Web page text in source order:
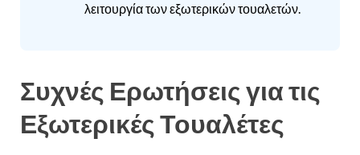
λειτουργία των εξωτερικών τουαλετών.
Συχνές Ερωτήσεις για τις
Εξωτερικές Τουαλέτες